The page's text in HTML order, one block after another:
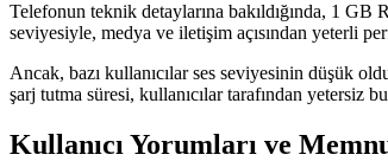
Telefonun teknik detaylarına bakıldığında, 1
seviyesiyle, medya ve iletişim açısından yeterli
Ancak, bazı kullanıcılar ses seviyesinin düşük
şarj tutma süresi, kullanıcılar tarafından
Kullanıcı Yorumları ve